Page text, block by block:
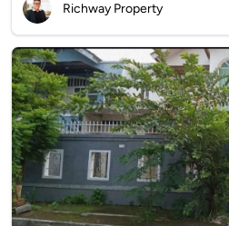
Richway Property